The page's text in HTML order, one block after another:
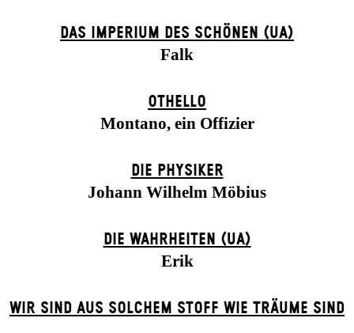
DAS IMPERIUM DES SCHÖNEN (UA)
Falk
OTHELLO
Montano, ein Offizier
DIE PHYSIKER
Johann Wilhelm Möbius
DIE WAHRHEITEN (UA)
Erik
WIR SIND AUS SOLCHEM STOFF WIE TRÄUME SIND